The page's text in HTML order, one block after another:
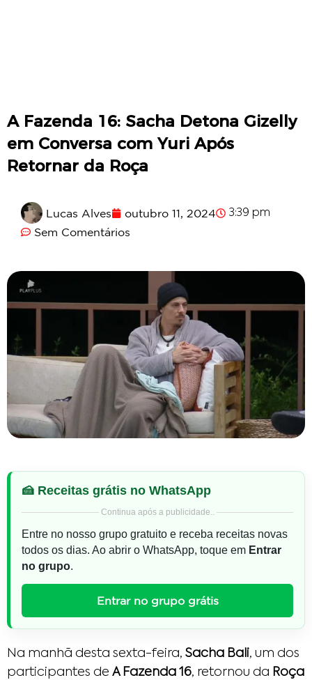
A Fazenda 16: Sacha Detona Gizelly
em Conversa com Yuri Após
Retornar da Roça
Lucas Alves outubro 11, 2024 3:39 pm
Sem Comentários
🍰 Receitas grátis no WhatsApp
Continua após a publicidade..
Entre no nosso grupo gratuito e receba receitas novas
todos os dias. Ao abrir o WhatsApp, toque em Entrar
no grupo.
Entrar no grupo grátis
Na manhã desta sexta-feira, Sacha Bali, um dos
participantes de A Fazenda 16, retornou da Roça